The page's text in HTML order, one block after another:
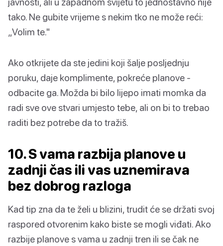
tako. Ne gubite vrijeme s nekim tko ne može reći:
„Volim te."
Ako otkrijete da ste jedini koji šalje posljednju
poruku, daje komplimente, pokreće planove -
odbacite ga. Možda bi bilo lijepo imati momka da
radi sve ove stvari umjesto tebe, ali on bi to trebao
raditi bez potrebe da to tražiš.
10. S vama razbija planove u
zadnji čas ili vas uznemirava
bez dobrog razloga
Kad tip zna da te želi u blizini, trudit će se držati svoj
raspored otvorenim kako biste se mogli viđati. Ako
razbije planove s vama u zadnji tren ili se čak ne